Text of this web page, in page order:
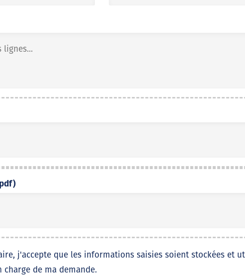
j'accepte que les informations saisies soient stockées et
de ma demande.